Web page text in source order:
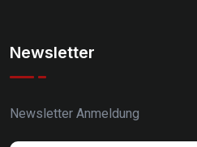
Newsletter
Newsletter Anmeldung